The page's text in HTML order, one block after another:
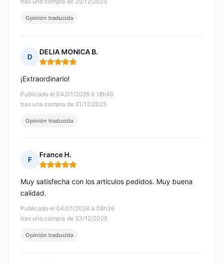
Opinión traducida
D
DELIA MONICA B.
Nota: 5 de 5
Publicado el 04/01/2026 à 18h40
tras una compra de 21/12/2025
¡Extraordinario!
Opinión traducida
F
France H.
Nota: 5 de 5
Publicado el 04/01/2026 à 08h36
tras una compra de 23/12/2025
Muy satisfecha con los artículos pedidos. Muy buena
calidad.
Opinión traducida